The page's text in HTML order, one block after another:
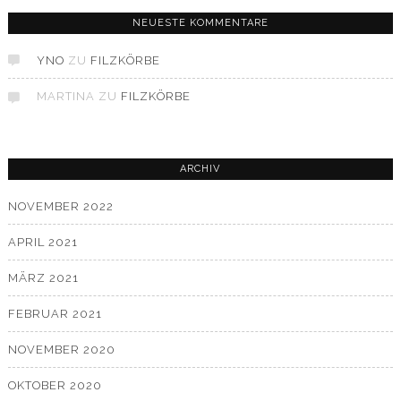
NEUESTE KOMMENTARE
YNO ZU FILZKÖRBE
MARTINA ZU FILZKÖRBE
ARCHIV
NOVEMBER 2022
APRIL 2021
MÄRZ 2021
FEBRUAR 2021
NOVEMBER 2020
OKTOBER 2020